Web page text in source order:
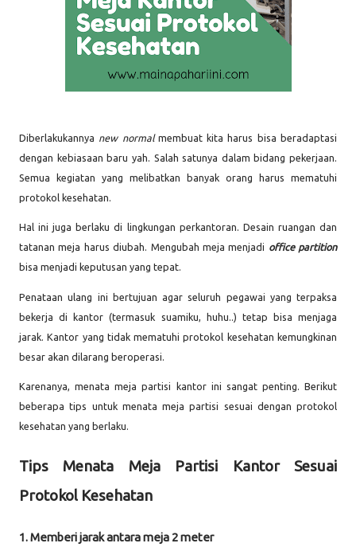
Diberlakukannya new normalmembuat kita harus bisa beradaptasi
dengan kebiasaan baru yah. Salah satunya dalam bidang pekerjaan.
Semua kegiatan yang melibatkan banyak orang harus mematuhi
protokol kesehatan.
Hal ini juga berlaku di lingkungan perkantoran. Desain ruangan dan
tatanan meja harus diubah. Mengubah meja menjadi office partition
bisa menjadi keputusan yang tepat.
Penataan ulang ini bertujuan agar seluruh pegawai yang terpaksa
bekerja di kantor (termasuk suamiku, huhu..) tetap bisa menjaga
jarak. Kantor yang tidak mematuhi protokol kesehatan kemungkinan
besar akan dilarang beroperasi.
Karenanya, menata meja partisi kantor ini sangat penting. Berikut
beberapa tips untuk menata meja partisi sesuai dengan protokol
kesehatan yang berlaku.
Tips Menata Meja Partisi Kantor Sesuai
Protokol Kesehatan
1. Memberi jarak antara meja 2 meter